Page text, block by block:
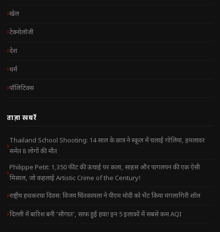
खेल
टेक्नोलॉजी
देश
धर्म
पॉलिटिक्स
ताज़ा खबरें
Thailand School Shooting: 14 साल के छात्र ने स्कूल में चलाई गोलियां, हमलावर
समेत 8 लोगों की मौत
Philippe Petit: 1,350 फीट की ऊंचाई पर कला, साहस और पागलपन की एक ऐसी
मिसाल, जो कहलाई Artistic Crime of the Century!
राष्ट्रीय हथकरघा दिवस: विजय चिंतकायला ने पीएम मोदी को भेंट किया मंगलागिरी शॉल
दिल्ली में बारिश बनी ‘सौगात’, साफ हुई हवा! इन 5 इलाकों में सबसे कम AQI